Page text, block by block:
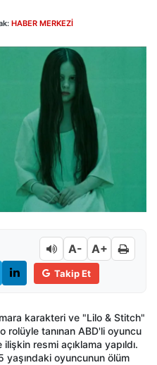
HABER MERKEZİ
A- A+
Takip Et
karakteri ve "Lilo & Stitch"
rolüyle tanınan ABD'li oyuncu
resmi açıklama yapıldı.
yaşındaki oyuncunun ölüm